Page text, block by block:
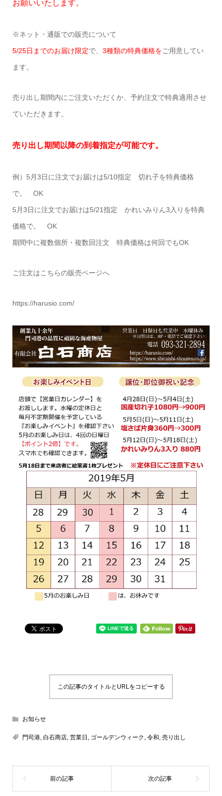
お願いいたします。
※ネット・通販での販売について
5/25日までのお届け限定で、 3種類の特典価格をご用意してい
ます。
売り出し期間内にご注文いただくか、予約注文で特典適用させ
ていただきます。
売り出し期間以降の到着指定が可能です。
例）5月3日に注文でお届けは5/10指定 切れ子を特典価格
で。 OK
5月3日に注文でお届けは5/21指定 かれいみりん3入りを特典
価格で。 OK
期間中に複数個所・複数回注文 特典価格は何回でもOK
ご注文はこちらの販売ページへ
https://harusio.com/
この記事のタイトルとURLをコピーする
お知らせ
門司港, 白石商店, 営業日 , ゴールデンウィーク , 令和, 売り出し